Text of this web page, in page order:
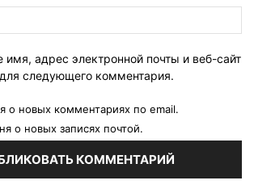
имя, адрес электронной почты и веб-сайт
следующего комментария.
о новых комментариях по email.
о новых записях почтой.